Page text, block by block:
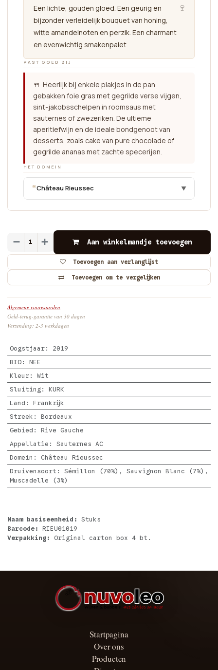
🍷
Een lichte, gouden gloed. Een geurig en
bijzonder verleidelijk bouquet van honing,
witte amandelnoten en perzik. Een charmant
en evenwichtig smakenpalet.
PAST GOED BIJ
🍴 Heerlijk bij enkele plakjes in de pan
gebakken foie gras met gegrilde verse vijgen,
sint-jakobsschelpen in roomsaus met
sauternes of zwezeriken. De ultieme
aperitiefwijn en de ideale bondgenoot van
desserts, zoals cake van pure chocolade of
gegrilde ananas met zachte specerijen.
HET DOMEIN
“Château Rieussec ▼
Aan winkelmandje toevoegen
Toevoegen om te vergelijken
Toevoegen aan verlanglijst
Algemene voorwaarden
Geld-terug-garantie van 30 dagen
Verzending: 2-3 werkdagen
Oogstjaar: 2019
BIO: NEE
Kleur: Wit
Sluiting: KURK
Land : Frankrijk
Streek : Bordeaux
Gebied : Rive Gauche
Appellatie : Sauternes AC
Domein : Château Rieussec
Druivensoort : Sémillon (70%), Sauvignon Blanc (7%),
Muscadelle (3%)
Naam basiseenheid: Stuks
Barcode: RIEU01019
Verpakking: Original carton box 4 bt.
Startpagina
Over ons
Producten